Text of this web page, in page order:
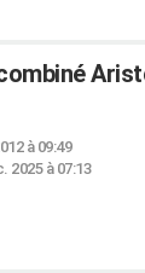
à 09:49
2025 à 07:13